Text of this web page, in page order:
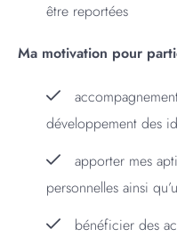
être reportées
Ma motivation pour
développement des
apporter mes
personnelles ainsi
bénéficier des